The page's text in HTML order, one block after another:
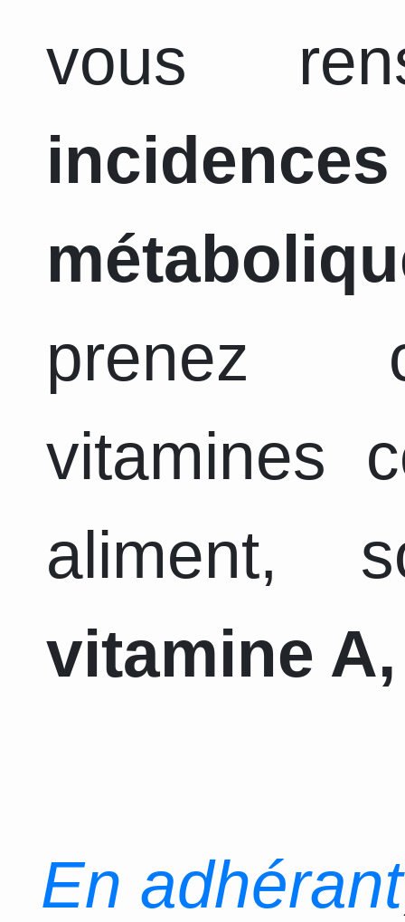
vous
prenez
vitamines
aliment,
vitamine
En adhérant